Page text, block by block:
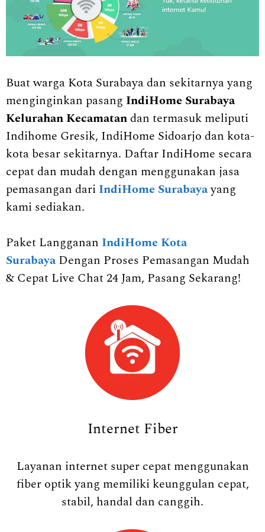
Buat warga Kota Surabaya dan sekitarnya yang
menginginkan pasang IndiHome Surabaya
Kelurahan Kecamatan dan termasuk meliputi
Indihome Gresik, IndiHome Sidoarjo dan kota-
kota besar sekitarnya. Daftar IndiHome secara
cepat dan mudah dengan menggunakan jasa
pemasangan dari IndiHome Surabayayang
kami sediakan.
Paket Langganan IndiHome Kota
Surabaya Dengan Proses Pemasangan Mudah
& Cepat Live Chat 24 Jam, Pasang Sekarang!
Internet Fiber
Layanan internet super cepat menggunakan
fiber optik yang memiliki keunggulan cepat,
stabil, handal dan canggih.